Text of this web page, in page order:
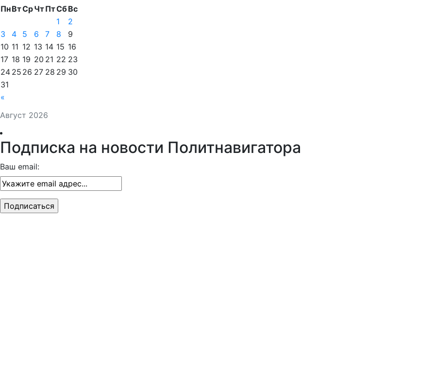
Август 2026
ПнВтСрЧтПтСбВс
«
1
2
3
4 5 6 7 8
9
10 11 12 13 14 15 16
17 18 19 20 21 22 23
24 25 26 27 28 29 30
31
Подписка на новости Политнавигатора
Ваш email: